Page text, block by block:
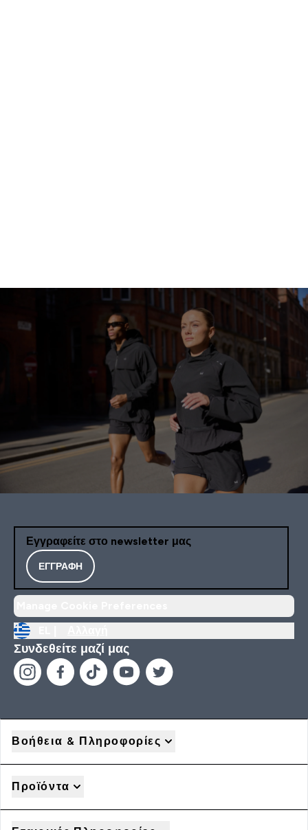
Εγγραφείτε στο newsletter μας
ΕΓΓΡΑΦΉ
Συνδεθείτε μαζί μας
Βοήθεια & Πληροφορίες
Προϊόντα